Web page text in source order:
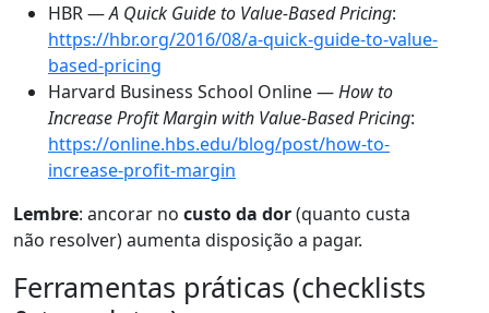
HBR —A Quick Guide to Value-Based Pricing:
https://hbr.org/2016/08/a-quick-guide-to-value-
based-pricing
Harvard Business School Online —How to
Increase Profit Margin with Value-Based Pricing:
https://online.hbs.edu/blog/post/how-to-
increase-profit-margin
Lembre: ancorar no custo da dor(quanto custa
não resolver) aumenta disposição a pagar.
Ferramentas práticas (checklists